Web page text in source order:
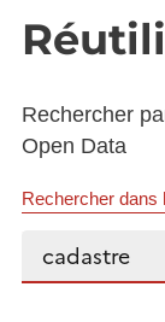
Rechercher
Open Data
Rechercher dans
Rechercher...